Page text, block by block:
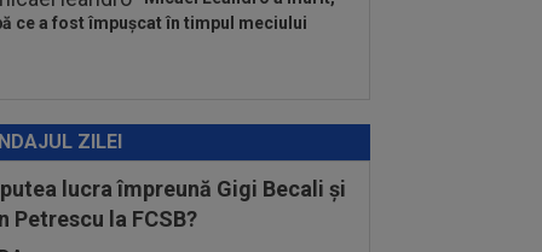
ce a fost împușcat în timpul meciului
ZILEI
lucra împreună Gigi Becali și
Petrescu la FCSB?